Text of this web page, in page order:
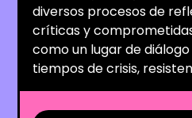
diversos procesos de
críticas y
como un lugar de
tiempos de crisis,